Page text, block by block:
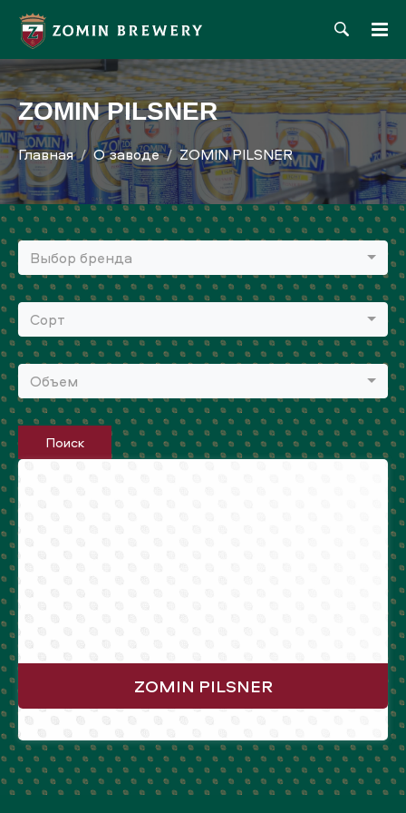
ZOMIN PILSNER
Главная О заводе ZOMIN PILSNER
Выбор бренда
Сорт
Объем
Поиск
ZOMIN PILSNER